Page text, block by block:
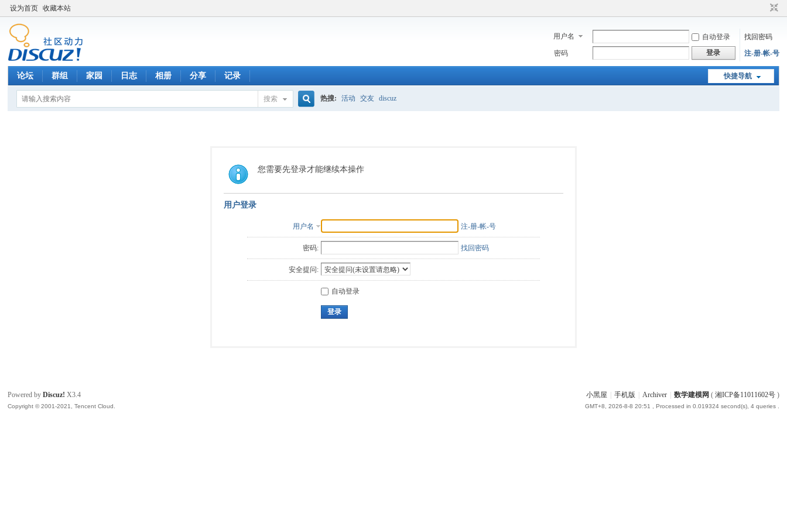
设为首页 收藏本站
用户名 自动登录
找回密码
密码
登录 注-册-帐-号
快捷导航
论坛 群组 家园 日志 相册 分享 记录
搜索
索
热搜: 活动 交友 discuz
您需要先登录才能继续本操作
用户登录
用户名 注-册-帐-号
密码: 找回密码
安全提问:
自动登录
登录
小黑屋 手机版 Archiver 数学建模网 ( 湘ICP备11011602号)
GMT+8, 2026-8-8 20:51 , Processed in 0.019324 second(s), 4 queries .
Powered byDiscuz! X3.4
Copyright © 2001-2021, Tencent Cloud.